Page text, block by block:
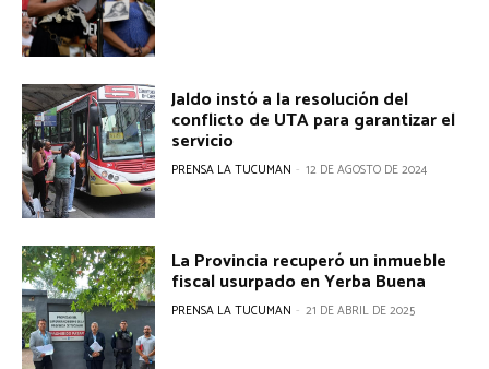
Jaldo instó a la resolución del
conflicto de UTA para garantizar el
servicio
PRENSA LA TUCUMAN - 12 DE AGOSTO DE 2024
La Provincia recuperó un inmueble
fiscal usurpado en Yerba Buena
PRENSA LA TUCUMAN - 21 DE ABRIL DE 2025